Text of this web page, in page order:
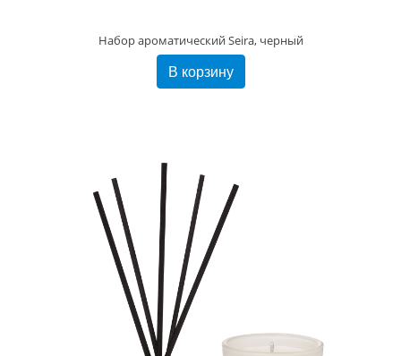
Набор ароматический Seira, черный
В корзину